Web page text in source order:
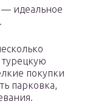
— идеальное
покупки
парковка,